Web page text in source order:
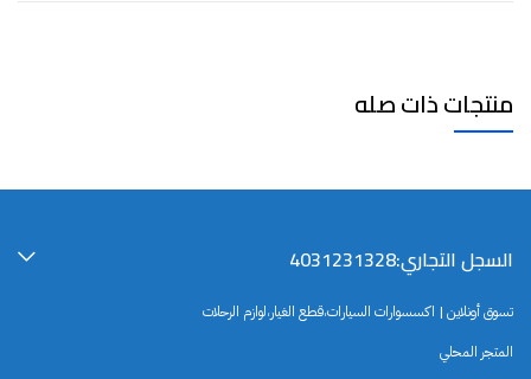
منتجات ذات صله
السجل التجاري:4031231328
تسوق أونلاين | اكسسوارات السيارات،قطع الغيار،لوازم الرحلات
المتجر المحلي